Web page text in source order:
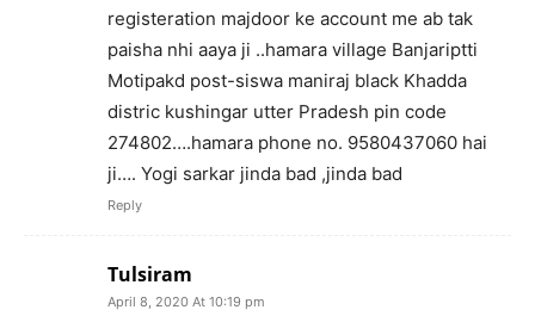
registeration majdoor ke account me ab tak
paisha nhi aaya ji ..hamara village Banjariptti
Motipakd post-siswa maniraj black Khadda
distric kushingar utter Pradesh pin code
274802….hamara phone no. 9580437060 hai
ji…. Yogi sarkar jinda bad ,jinda bad
Reply
Tulsiram
April 8, 2020 At 10:19 pm